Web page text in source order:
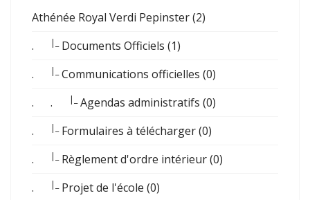
Athénée Royal Verdi Pepinster (2)
.
|_ Documents Officiels (1)
.
|_ Communications officielles (0)
. .
|_ Agendas administratifs (0)
.
|_ Formulaires à télécharger (0)
.
|_ Règlement d'ordre intérieur (0)
.
|_ Projet de l'école (0)